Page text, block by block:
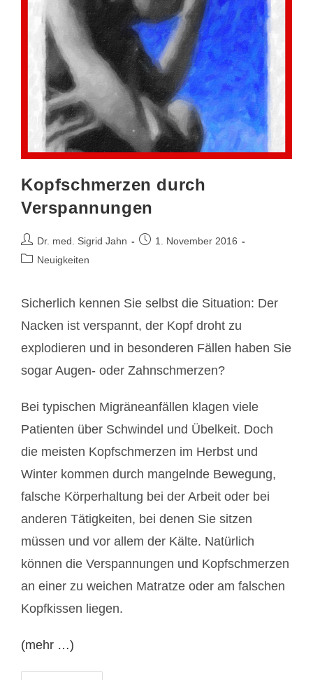
Kopfschmerzen durch
Verspannungen
Beitrags-
Autor:
Dr. med. Sigrid Jahn
Beitrag1. November 2016
Beitrags-
Neuigkeiten
Sicherlich kennen Sie selbst die Situation: Der
Nacken ist verspannt, der Kopf droht zu
explodieren und in besonderen Fällen haben Sie
sogar Augen- oder Zahnschmerzen?
Bei typischen Migräneanfällen klagen viele
Patienten über Schwindel und Übelkeit. Doch
die meisten Kopfschmerzen im Herbst und
Winter kommen durch mangelnde Bewegung,
falsche Körperhaltung bei der Arbeit oder bei
anderen Tätigkeiten, bei denen Sie sitzen
müssen und vor allem der Kälte. Natürlich
können die Verspannungen und Kopfschmerzen
an einer zu weichen Matratze oder am falschen
Kopfkissen liegen.
(mehr …)